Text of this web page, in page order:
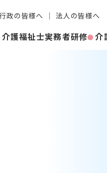
政の皆様へ 法人の皆様へ
介護福祉士実務者研修 介